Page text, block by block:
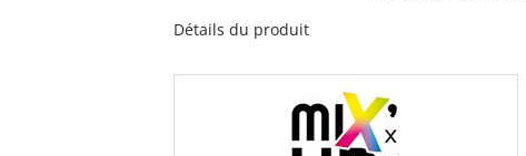
Détails du produit